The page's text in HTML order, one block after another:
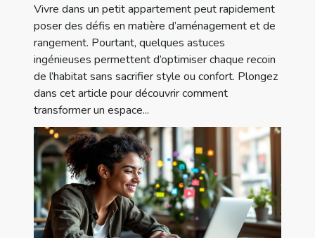
Vivre dans un petit appartement peut rapidement
poser des défis en matière d’aménagement et de
rangement. Pourtant, quelques astuces
ingénieuses permettent d’optimiser chaque recoin
de l’habitat sans sacrifier style ou confort. Plongez
dans cet article pour découvrir comment
transformer un espace...